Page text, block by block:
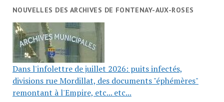
NOUVELLES DES ARCHIVES DE FONTENAY-AUX-ROSES
Dans l'infolettre de juillet 2026: puits infectés,
divisions rue Mordillat, des documents "éphémères"
remontant à l'Empire, etc... etc...